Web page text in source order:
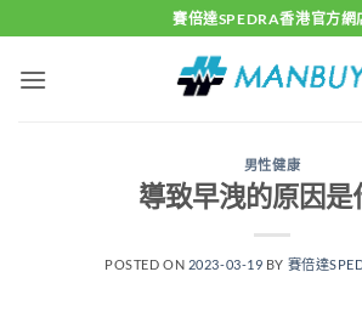
to
content
賽倍達SPEDRA香港官方網
男性健康
導致早洩的原因是
POSTED ON 2023-03-19 BY 賽倍達